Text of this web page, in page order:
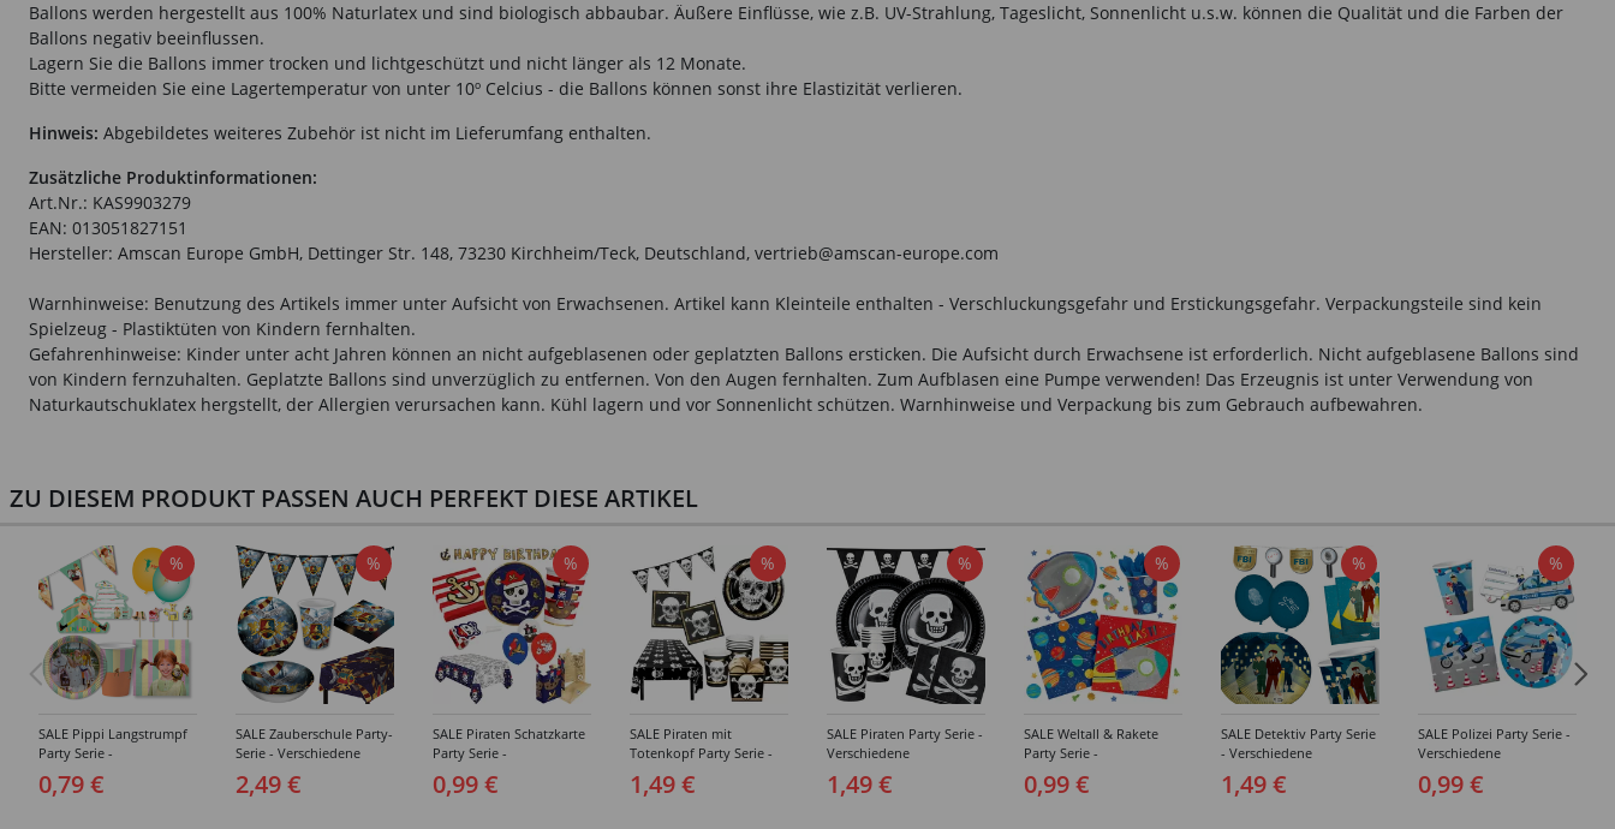
Ballons werden hergestellt aus 100% Naturlatex und sind biologisch abbaubar. Äußere Einflüsse, wie z.B. UV-Strahlung, Tageslicht, Sonnenlicht u.s.w. können die Qualität und die Farben der
Ballons negativ beeinflussen.
Lagern Sie die Ballons immer trocken und lichtgeschützt und nicht länger als 12 Monate.
Bitte vermeiden Sie eine Lagertemperatur von unter 10º Celcius - die Ballons können sonst ihre Elastizität verlieren.
Hinweis: Abgebildetes weiteres Zubehör ist nicht im Lieferumfang enthalten.
Zusätzliche Produktinformationen:
Art.Nr.: KAS9903279
EAN: 013051827151
Hersteller: Amscan Europe GmbH, Dettinger Str. 148, 73230 Kirchheim/Teck, Deutschland, vertrieb@amscan-europe.com
Warnhinweise: Benutzung des Artikels immer unter Aufsicht von Erwachsenen. Artikel kann Kleinteile enthalten - Verschluckungsgefahr und Erstickungsgefahr. Verpackungsteile sind kein
Spielzeug - Plastiktüten von Kindern fernhalten.
Gefahrenhinweise: Kinder unter acht Jahren können an nicht aufgeblasenen oder geplatzten Ballons ersticken. Die Aufsicht durch Erwachsene ist erforderlich. Nicht aufgeblasene Ballons sind
von Kindern fernzuhalten. Geplatzte Ballons sind unverzüglich zu entfernen. Von den Augen fernhalten. Zum Aufblasen eine Pumpe verwenden! Das Erzeugnis ist unter Verwendung von
Naturkautschuklatex hergstellt, der Allergien verursachen kann. Kühl lagern und vor Sonnenlicht schützen. Warnhinweise und Verpackung bis zum Gebrauch aufbewahren.
ZU DIESEM PRODUKT PASSEN AUCH PERFEKT DIESE ARTIKEL
%
SALE Pippi Langstrumpf
Party Serie -
Verschiedene
Geburtstagsartikel
0,79 €
%
SALE Zauberschule Party-
Serie - Verschiedene
Zauberer-Party-Artikel
2,49 €
%
SALE Piraten Schatzkarte
Party Serie -
Verschiedene
Geburtstagsartikel
0,99 €
%
SALE Piraten mit
Totenkopf Party Serie -
Verschiedene
Geburtstagsartikel
1,49 €
%
SALE Piraten Party Serie -
Verschiedene
Geburtstagsartikel
1,49 €
%
SALE Weltall & Rakete
Party Serie -
Verschiedene
Geburtstagsartikel
0,99 €
%
SALE Detektiv Party Serie
- Verschiedene
Geburtstagsartikel
1,49 €
%
SALE Polizei Party Serie -
Verschiedene
Geburtstagsartikel
0,99 €